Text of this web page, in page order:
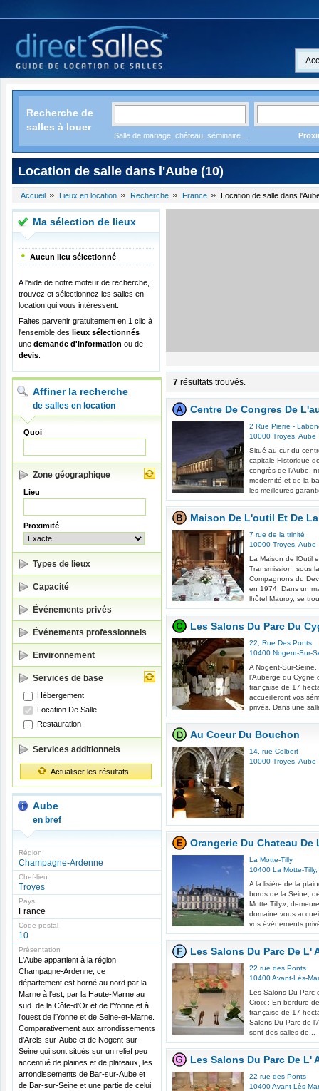
Recherche de
salles à louer
Salle de mariage, château, séminaire...
Location de salle dans l'Aube (10)
Accueil Lieux en location Recherche France Location de salle dans
Ma sélection de lieux
Aucun lieu sélectionné
A l'aide de notre moteur de recherche,
trouvez et sélectionnez les salles en
location qui vous intéressent.
Faites parvenir gratuitement en 1 clic à
l'ensemble des lieux sélectionnés
une demande d'information ou de
devis
Affiner la recherche
de salles en location
Quoi
Zone géographique
Lieu
Proximité
Types de lieux
Capacité
Événements privés
Événements professionnels
Environnement
Services de base
Hébergement
Location De Salle
Restauration
Services additionnels
Actualiser les résultats
Aube
en bref
Région
Champagne-Ardenne
Chef-lieu
Troyes
Pays
France
Code postal
10
Présentation
L'Aube appartient à la région
Champagne-Ardenne, ce
département est borné au nord par la
Marne à l'est, par la Haute-Marne au
sud de la Côte-d'Or et de l'Yonne et à
l'ouest de l'Yonne et de Seine-et-Marne.
Comparativement aux arrondissements
d'Arcis-sur-Aube et de Nogent-sur-
Seine qui sont situés sur un relief peu
accentué de plaines et de plateaux, les
arrondissements de Bar-sur-Aube et
de Bar-sur-Seine et une partie de celui
7 résultats trouvés.
Centre De Congres De
2 Rue Pierre -
10000 Troyes Aube
Situé au cur du
capitale Historique
congrès de l'Aube,
modernité et de la
les meilleures
Maison De L'outil Et De
7 rue de la trinité
10000 Troyes Aube
La Maison de lOutil
Transmission, sous
Compagnons du
en 1974. Dans un
lhôtel Mauroy, se
Les Salons Du Parc Du
22, Rue Des Ponts
10400 Nogent-Sur-
A Nogent-Sur-
l'Auberge du Cygne
française de 17
accueilleront vos
privés. Dans une
Au Coeur Du Bouchon
14, rue Colbert
10000 Troyes Aube
Orangerie Du Chateau De
La Motte-Tilly
10400 La Motte-Tilly,
A la lisière de la
bords de la Seine,
Motte Tilly»,
domaine vous
vos événements
Les Salons Du Parc De L'
22 rue des Ponts
10400Avant-Lès-
Les Salons Du Parc
Croix : En bordure
française de 17
Salons Du Parc de
sont des salles de...
Les Salons Du Parc De L'
22 rue des Ponts
10400Avant-Lès-